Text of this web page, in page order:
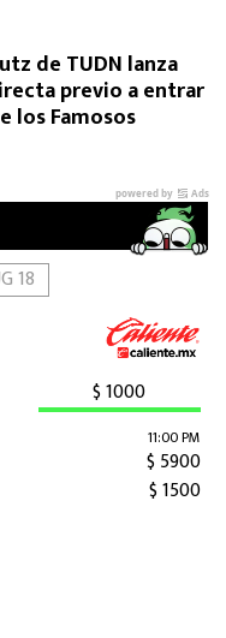
de TUDN lanza
previo a entrar
los Famosos